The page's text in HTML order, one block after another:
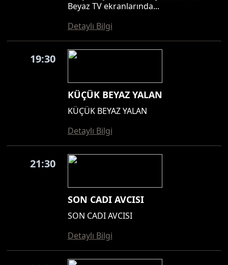
Beyaz TV ekranlarında...
Detaylı Bilgi
19:30
KÜÇÜK BEYAZ YALAN
KÜÇÜK BEYAZ YALAN
Detaylı Bilgi
21:30
SON CADI AVCISI
SON CADI AVCISI
Detaylı Bilgi